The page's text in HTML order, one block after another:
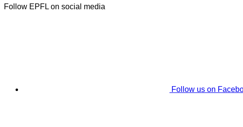
Follow EPFL on social media
Follow us on